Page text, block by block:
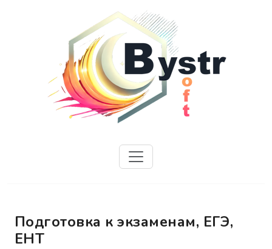
Подготовка к экзаменам, ЕГЭ,
ЕНТ